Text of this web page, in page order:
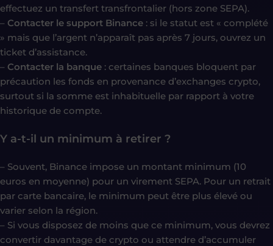
effectuez un transfert transfrontalier (hors zone SEPA).
– Contacter le support Binance : si le statut est « complété
» mais que l’argent n’apparaît pas après 7 jours, ouvrez un
ticket d’assistance.
– Contacter la banque : certaines banques bloquent par
précaution les fonds en provenance d’exchanges crypto,
surtout si la somme est inhabituelle par rapport à votre
historique de compte.
Y a-t-il un minimum à retirer ?
– Souvent, Binance impose un montant minimum (10
euros en moyenne) pour un virement SEPA. Pour un retrait
par carte bancaire, le minimum peut être plus élevé ou
varier selon la région.
– Si vous disposez de moins que ce minimum, vous devrez
convertir davantage de crypto ou attendre d’accumuler